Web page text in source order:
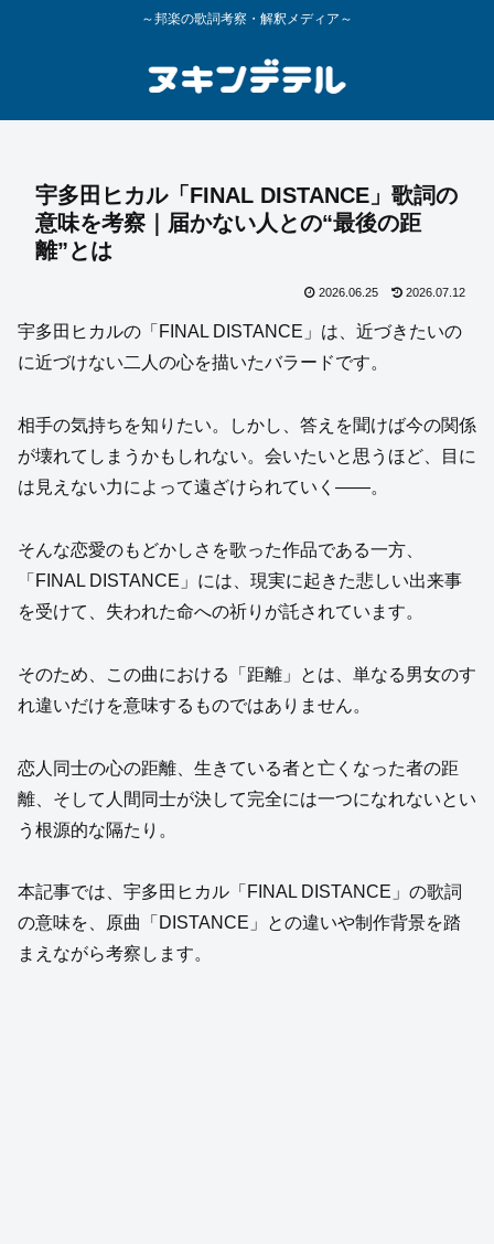
～邦楽の歌詞考察・解釈メディア～
宇多田ヒカル「FINAL DISTANCE」歌詞の
意味を考察｜届かない人との“最後の距
離”とは
2026.06.25 2026.07.12
宇多田ヒカルの「FINAL DISTANCE」は、近づきたいの
に近づけない二人の心を描いたバラードです。
相手の気持ちを知りたい。しかし、答えを聞けば今の関係
が壊れてしまうかもしれない。会いたいと思うほど、目に
は見えない力によって遠ざけられていく――。
そんな恋愛のもどかしさを歌った作品である一方、
「FINAL DISTANCE」には、現実に起きた悲しい出来事
を受けて、失われた命への祈りが託されています。
そのため、この曲における「距離」とは、単なる男女のす
れ違いだけを意味するものではありません。
恋人同士の心の距離、生きている者と亡くなった者の距
離、そして人間同士が決して完全には一つになれないとい
う根源的な隔たり。
本記事では、宇多田ヒカル「FINAL DISTANCE」の歌詞
の意味を、原曲「DISTANCE」との違いや制作背景を踏
まえながら考察します。